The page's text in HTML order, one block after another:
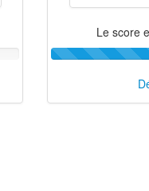
Le score